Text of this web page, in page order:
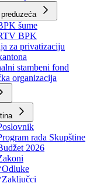
Direkcija za robne rezerve
za ceste
za šumarstvo
šume
BPK
za privatizaciju
stambeni fond
organizacija
rada Skupštine
2026